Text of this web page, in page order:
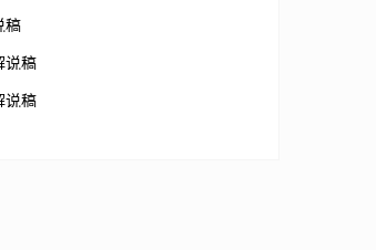
稿
说稿
说稿